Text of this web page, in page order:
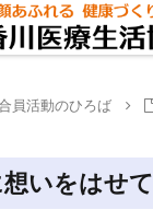
員活動のひろば
いをはせて